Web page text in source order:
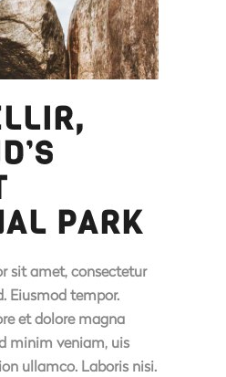
PARK
sit amet, consectetur
Eiusmod tempor.
et dolore magna
minim veniam, uis
ullamco. Laboris nisi.